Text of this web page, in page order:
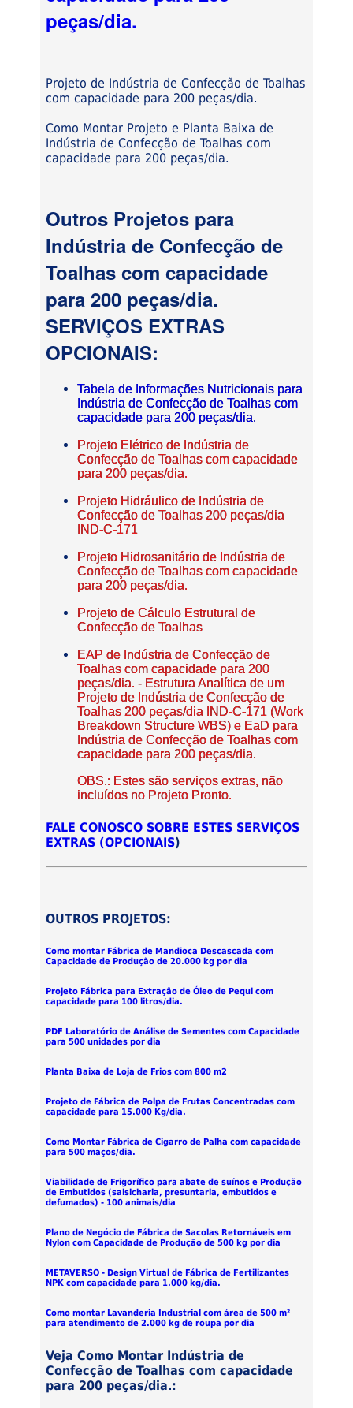
peças/dia.
Projeto de Indústria de Confecção de Toalhas
com capacidade para 200 peças/dia.
Como Montar Projeto e Planta Baixa de
Indústria de Confecção de Toalhas com
capacidade para 200 peças/dia.
Outros Projetos para
Indústria de Confecção de
Toalhas com capacidade
para 200 peças/dia.
SERVIÇOS EXTRAS
OPCIONAIS:
Tabela de Informações Nutricionais para
Indústria de Confecção de Toalhas com
capacidade para 200 peças/dia.
Projeto Elétrico de Indústria de
Confecção de Toalhas com capacidade
para 200 peças/dia.
Projeto Hidráulico de Indústria de
Confecção de Toalhas 200 peças/dia
IND-C-171
Projeto Hidrosanitário de Indústria de
Confecção de Toalhas com capacidade
para 200 peças/dia.
Projeto de Cálculo Estrutural de
Confecção de Toalhas
EAP de Indústria de Confecção de
Toalhas com capacidade para 200
peças/dia. - Estrutura Analítica de um
Projeto de Indústria de Confecção de
Toalhas 200 peças/dia IND-C-171 (Work
Breakdown Structure WBS) e EaD para
Indústria de Confecção de Toalhas com
capacidade para 200 peças/dia.
OBS.: Estes são serviços extras, não
incluídos no Projeto Pronto.
FALE CONOSCO SOBRE ESTES SERVIÇOS
EXTRAS (OPCIONAIS)
OUTROS PROJETOS:
Como montar Fábrica de Mandioca Descascada com
Capacidade de Produção de 20.000 kg por dia
Projeto Fábrica para Extração de Óleo de Pequi com
capacidade para 100 litros/dia.
PDF Laboratório de Análise de Sementes com Capacidade
para 500 unidades por dia
Planta Baixa de Loja de Frios com 800 m2
Projeto de Fábrica de Polpa de Frutas Concentradas com
capacidade para 15.000 Kg/dia.
Como Montar Fábrica de Cigarro de Palha com capacidade
para 500 maços/dia.
Viabilidade de Frigorífico para abate de suínos e Produção
de Embutidos (salsicharia, presuntaria, embutidos e
defumados) - 100 animais/dia
Plano de Negócio de Fábrica de Sacolas Retornáveis em
Nylon com Capacidade de Produção de 500 kg por dia
METAVERSO - Design Virtual de Fábrica de Fertilizantes
NPK com capacidade para 1.000 kg/dia.
Como montar Lavanderia Industrial com área de 500 m²
para atendimento de 2.000 kg de roupa por dia
Veja Como Montar Indústria de
Confecção de Toalhas com capacidade
para 200 peças/dia.: